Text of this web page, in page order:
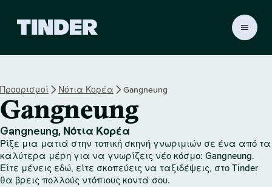
ή
ε
λ
ί
δ
α
T
Προορισμοί Νότια Κορέα Gangneung
Gangneung
Gangneung, Νότια Κορέα
Ρίξε μια ματιά στην τοπική σκηνή γνωριμιών σε ένα από τα
καλύτερα μέρη για να γνωρίζεις νέο κόσμο: Gangneung.
Είτε μένεις εδώ, είτε σκοπεύεις να ταξιδέψεις, στο Tinder
θα βρεις πολλούς ντόπιους κοντά σου.